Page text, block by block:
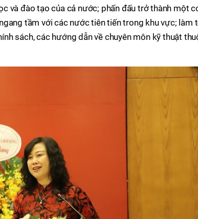
và đào tạo của cả nước; phấn đấu trở thành một
tầm với các nước tiên tiến trong khu vực; làm
sách, các hướng dẫn về chuyên môn kỹ thuật